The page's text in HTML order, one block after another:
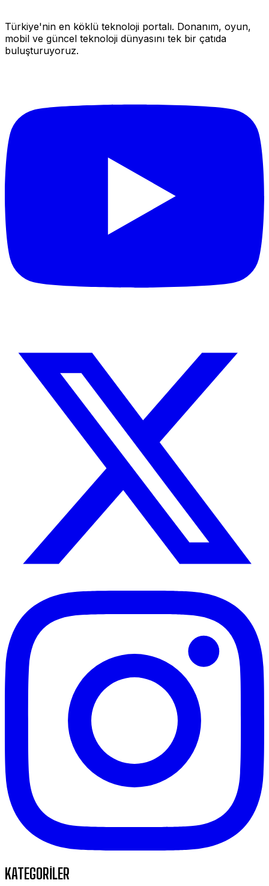
Türkiye'nin en köklü teknoloji portalı. Donanım, oyun,
mobil ve güncel teknoloji dünyasını tek bir çatıda
buluşturuyoruz.
KATEGORİLER